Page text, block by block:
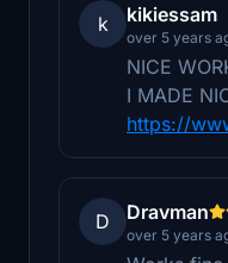
k kikiessam
over 5 years
NICE
I MADE
https://
D Dravman
over 5 years